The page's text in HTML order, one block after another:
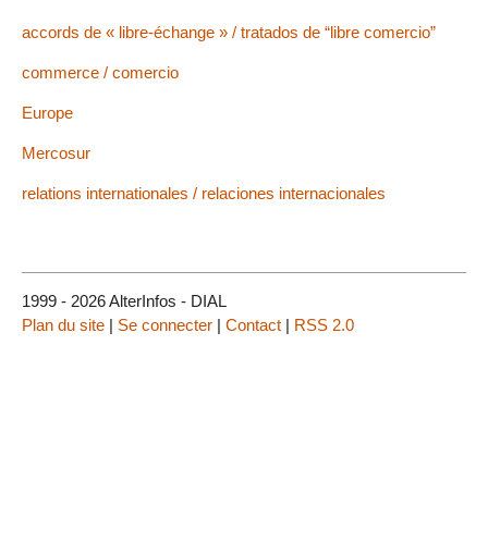
accords de « libre-échange » / tratados de “libre comercio”
commerce / comercio
Europe
Mercosur
relations internationales / relaciones internacionales
1999 - 2026 AlterInfos - DIAL
Plan du site | Se connecter | Contact | RSS 2.0